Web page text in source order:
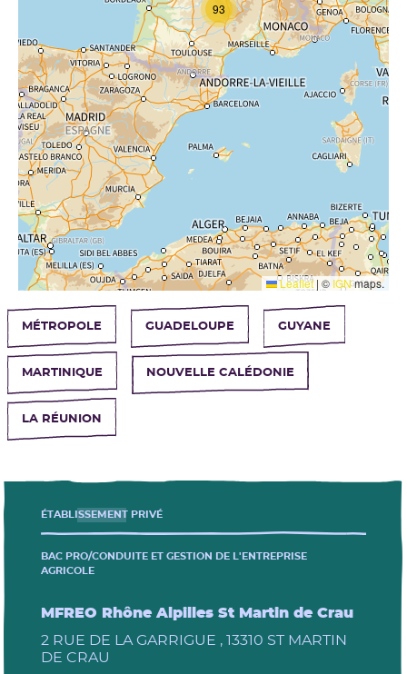
93
Leaflet | © IGNmaps.
MÉTROPOLE GUADELOUPE GUYANE
MARTINIQUE NOUVELLE CALÉDONIE
LA RÉUNION
ÉTABLISSEMENT PRIVÉ
BAC PRO/CONDUITE ET GESTION DE L'ENTREPRISE
AGRICOLE
MFREO Rhône Alpilles St Martin de Crau
2 RUE DE LA GARRIGUE , 13310 ST MARTIN
DE CRAU